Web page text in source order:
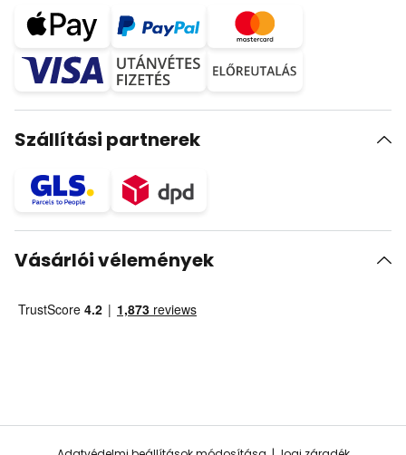
Szállítási partnerek
Vásárlói vélemények